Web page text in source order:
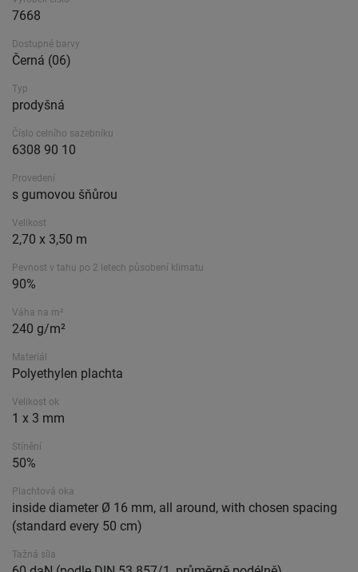
7668
Dostupné barvy
Černá (06)
Typ
prodyšná
Číslo celního sazebníku
6308 90 10
Provedení
s gumovou šňůrou
Velikost
2,70 x 3,50 m
Pevnost v tahu po 2 letech působení klimatu
90%
Váha na m²
240 g/m²
Materiál
Polyethylen plachta
Velikost ok
1 x 3 mm
Stínění
50%
Plachtová oka
inside diameter Ø 16 mm, all around, with chosen spacing
(standard every 50 cm)
Tažná síla